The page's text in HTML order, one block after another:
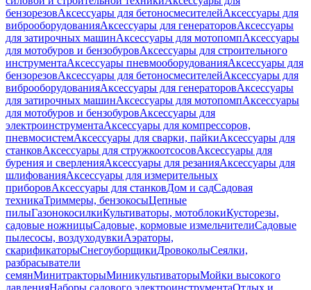
бензорезовАксессуары для бетоносмесителейАксессуары для
виброоборудованияАксессуары для генераторовАксессуары
для затирочных машинАксессуары для мотопомпАксессуары
для мотобуров и бензобуровАксессуары для строительного
инструментаАксессуары пневмооборудованияАксессуары для
бензорезовАксессуары для бетоносмесителейАксессуары для
виброоборудованияАксессуары для генераторовАксессуары
для затирочных машинАксессуары для мотопомпАксессуары
для мотобуров и бензобуровАксессуары для
электроинструментаАксессуары для компрессоров,
пневмосистемАксессуары для сварки, пайкиАксессуары для
станковАксессуары для стружкоотсосовАксессуары для
бурения и сверленияАксессуары для резанияАксессуары для
шлифованияАксессуары для измерительных
приборовАксессуары для станковДом и садСадовая
техникаТриммеры, бензокосыЦепные
пилыГазонокосилкиКультиваторы, мотоблокиКусторезы,
садовые ножницыСадовые, кормовые измельчителиСадовые
пылесосы, воздуходувкиАэраторы,
скарификаторыСнегоуборщикиДровоколыСеялки,
разбрасыватели
семянМинитракторыМиникультиваторыМойки высокого
давленияНаборы садового электроинструментаОтдых и